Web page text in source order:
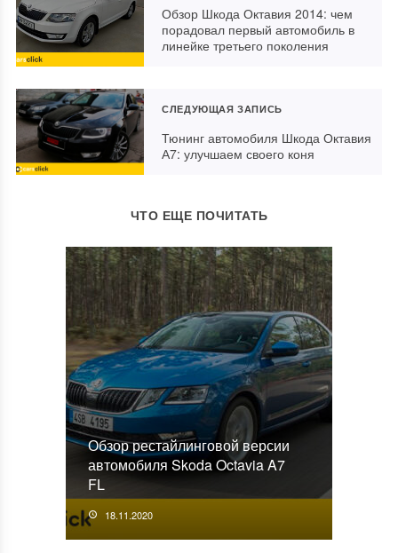
Обзор Шкода Октавия 2014: чем
порадовал первый автомобиль в
линейке третьего поколения
СЛЕДУЮЩАЯ ЗАПИСЬ
Тюнинг автомобиля Шкода Октавия
А7: улучшаем своего коня
ЧТО ЕЩЕ ПОЧИТАТЬ
Обзор рестайлинговой версии
автомобиля Skoda Octavia A7
FL
18.11.2020